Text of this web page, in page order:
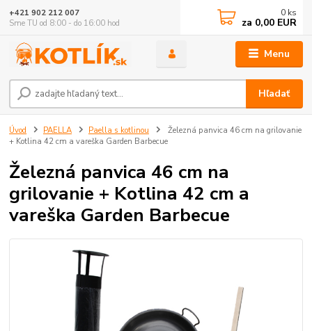
Menu
Hľadať
+421 902 212 007
Sme TU od 8:00 - do 16:00 hod
0 ks
za 0,00 EUR
Úvod PAELLA Paella s kotlinou
Železná panvica 46 cm na grilovanie
+ Kotlina 42 cm a vareška Garden Barbecue
Železná panvica 46 cm na
grilovanie + Kotlina 42 cm a
vareška Garden Barbecue